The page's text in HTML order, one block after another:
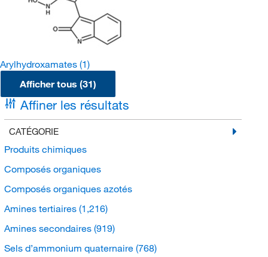
Arylhydroxamates (1)
Afficher tous (31)
Affiner les résultats
CATÉGORIE
Produits chimiques
Composés organiques
Composés organiques azotés
Amines tertiaires (1,216)
Amines secondaires (919)
Sels d’ammonium quaternaire (768)